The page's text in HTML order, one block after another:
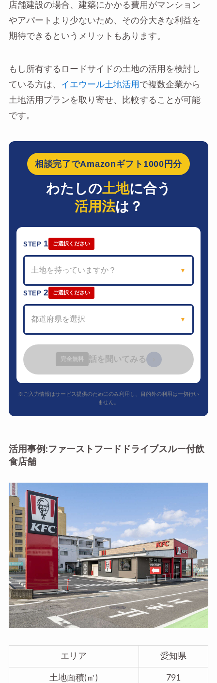
店舗建設の場合、建築にかかる費用がマンション
やアパートより少ないため、その分大きな利益を
期待できるというメリットもあります。
もし所有するロードサイドの土地の活用を検討し
ている方は、
イエウール土地活用 で複数企業から
土地活用プランを取り寄せ、比較することが可能
です。
相談完了でAmazonギフト1000円分
わたしの土地に合う
活用法は？
STEP 1 ご選択ください
土地を持っていますか？ ▼
STEP2 ご選択ください
都道府県を選択 ▼
完全無料 話を聞いてみる
※ご入力情報はサービス提供のためにのみ利用し、目的外の利用は一切行い
ません。
活用事例:ファーストフードドライブスルー付飲
食店舗
エリア 愛知県
土地面積(㎡) 791